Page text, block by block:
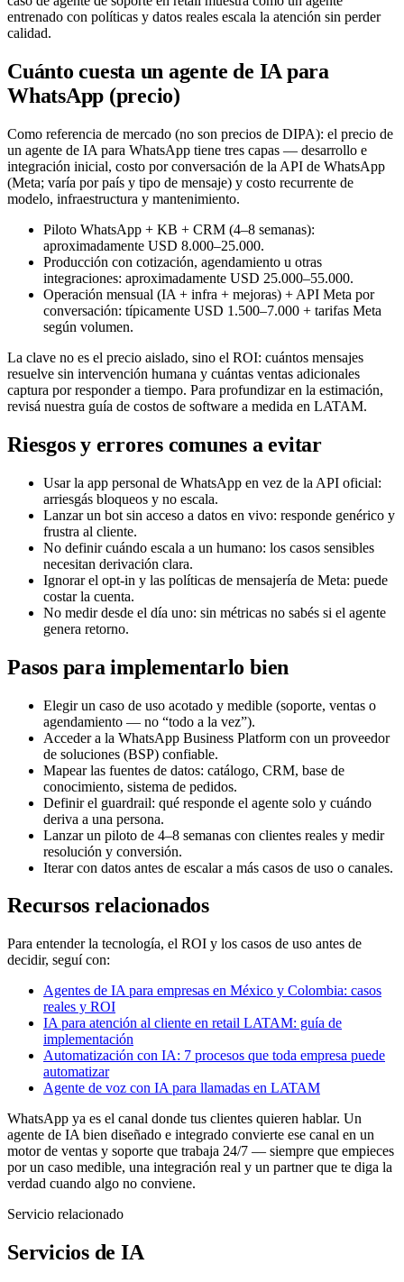
entrenado con políticas y datos reales escala la atención sin perder
calidad.
Cuánto cuesta un agente de IA para
WhatsApp (precio)
Como referencia de mercado (no son precios de DIPA): el precio de
un agente de IA para WhatsApp tiene tres capas — desarrollo e
integración inicial, costo por conversación de la API de WhatsApp
(Meta; varía por país y tipo de mensaje) y costo recurrente de
modelo, infraestructura y mantenimiento.
Piloto WhatsApp + KB + CRM (4–8 semanas):
aproximadamente USD 8.000–25.000.
Producción con cotización, agendamiento u otras
integraciones: aproximadamente USD 25.000–55.000.
Operación mensual (IA + infra + mejoras) + API Meta por
conversación: típicamente USD 1.500–7.000 + tarifas Meta
según volumen.
La clave no es el precio aislado, sino el ROI: cuántos mensajes
resuelve sin intervención humana y cuántas ventas adicionales
captura por responder a tiempo. Para profundizar en la estimación,
revisá nuestra guía de costos de software a medida en LATAM.
Riesgos y errores comunes a evitar
Usar la app personal de WhatsApp en vez de la API oficial:
arriesgás bloqueos y no escala.
Lanzar un bot sin acceso a datos en vivo: responde genérico y
frustra al cliente.
No definir cuándo escala a un humano: los casos sensibles
necesitan derivación clara.
Ignorar el opt-in y las políticas de mensajería de Meta: puede
costar la cuenta.
No medir desde el día uno: sin métricas no sabés si el agente
genera retorno.
Pasos para implementarlo bien
Elegir un caso de uso acotado y medible (soporte, ventas o
agendamiento — no “todo a la vez”).
Acceder a la WhatsApp Business Platform con un proveedor
de soluciones (BSP) confiable.
Mapear las fuentes de datos: catálogo, CRM, base de
conocimiento, sistema de pedidos.
Definir el guardrail: qué responde el agente solo y cuándo
deriva a una persona.
Lanzar un piloto de 4–8 semanas con clientes reales y medir
resolución y conversión.
Iterar con datos antes de escalar a más casos de uso o canales.
Recursos relacionados
Para entender la tecnología, el ROI y los casos de uso antes de
decidir, seguí con:
Agentes de IA para empresas en México y Colombia: casos
reales y ROI
IA para atención al cliente en retail LATAM: guía de
implementación
Automatización con IA: 7 procesos que toda empresa puede
automatizar
Agente de voz con IA para llamadas en LATAM
WhatsApp ya es el canal donde tus clientes quieren hablar. Un
agente de IA bien diseñado e integrado convierte ese canal en un
motor de ventas y soporte que trabaja 24/7 — siempre que empieces
por un caso medible, una integración real y un partner que te diga la
verdad cuando algo no conviene.
Servicio relacionado
Servicios de IA